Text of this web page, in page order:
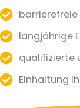
langjährige
qualifizierte
Einhaltung